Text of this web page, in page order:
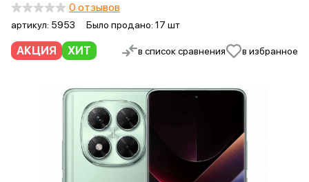
АКЦИЯ ХИТ в список сравнения в избранное
артикул: 5953 Было продано: 17 шт
0 отзывов